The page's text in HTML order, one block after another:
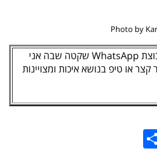
Photo by
מזמינה אותך להצטרף לקבוצת WhatsApp שקטה שבה אני
או טיפ בנושא איכות ומצויינות